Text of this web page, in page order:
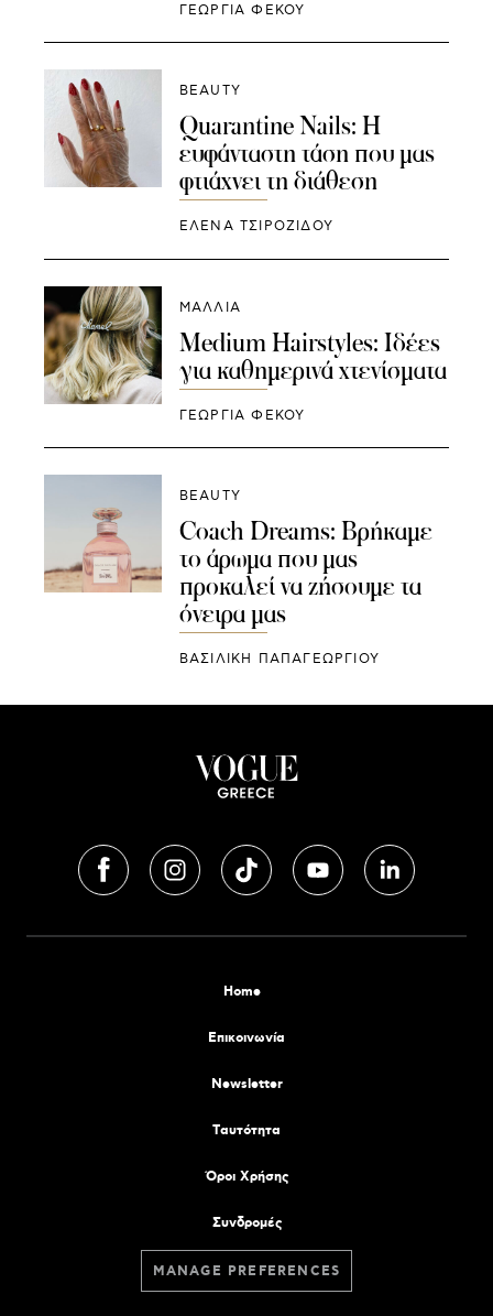
ΓΕΩΡΓΙΑ ΦΕΚΟΥ
BEAUTY
Quarantine Nails: Η
ευφάνταστη τάση που μας
φτιάχνει τη διάθεση
ΈΛΕΝΑ ΤΣΙΡΟΖΊΔΟΥ
ΜΑΛΛΙΑ
Medium Hairstyles: Iδέες
για καθημερινά χτενίσματα
ΓΕΩΡΓΙΑ ΦΕΚΟΥ
BEAUTY
Coach Dreams: Βρήκαμε
το άρωμα που μας
προκαλεί να ζήσουμε τα
όνειρα μας
ΒΑΣΙΛΙΚΗ ΠΑΠΑΓΕΩΡΓΙΟΥ
Home
Επικοινωνία
Newsletter
Tαυτότητα
Όροι Χρήσης
Συνδρομές
MANAGE PREFERENCES